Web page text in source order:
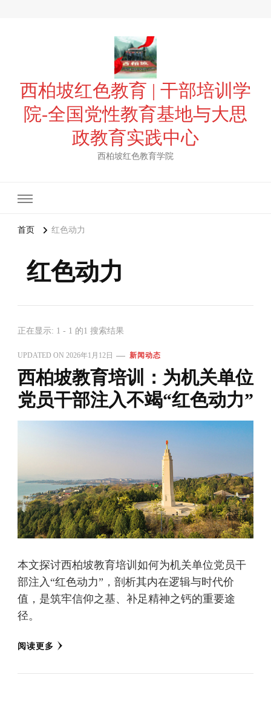
西柏坡红色教育 | 干部培训学
院-全国党性教育基地与大思
政教育实践中心
西柏坡红色教育学院
首页 红色动力
红色动力
正在显示: 1 - 1 的1 搜索结果
UPDATED ON 2026年1月12日 新闻动态
西柏坡教育培训：为机关单位
党员干部注入不竭“红色动力”
本文探讨西柏坡教育培训如何为机关单位党员干
部注入“红色动力”，剖析其内在逻辑与时代价
值，是筑牢信仰之基、补足精神之钙的重要途
径。
阅读更多